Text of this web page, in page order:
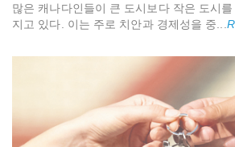
많은 캐나다인들이 큰 도시보다 작은 도시
지고 있다. 이는 주로 치안과 경제성을 중...